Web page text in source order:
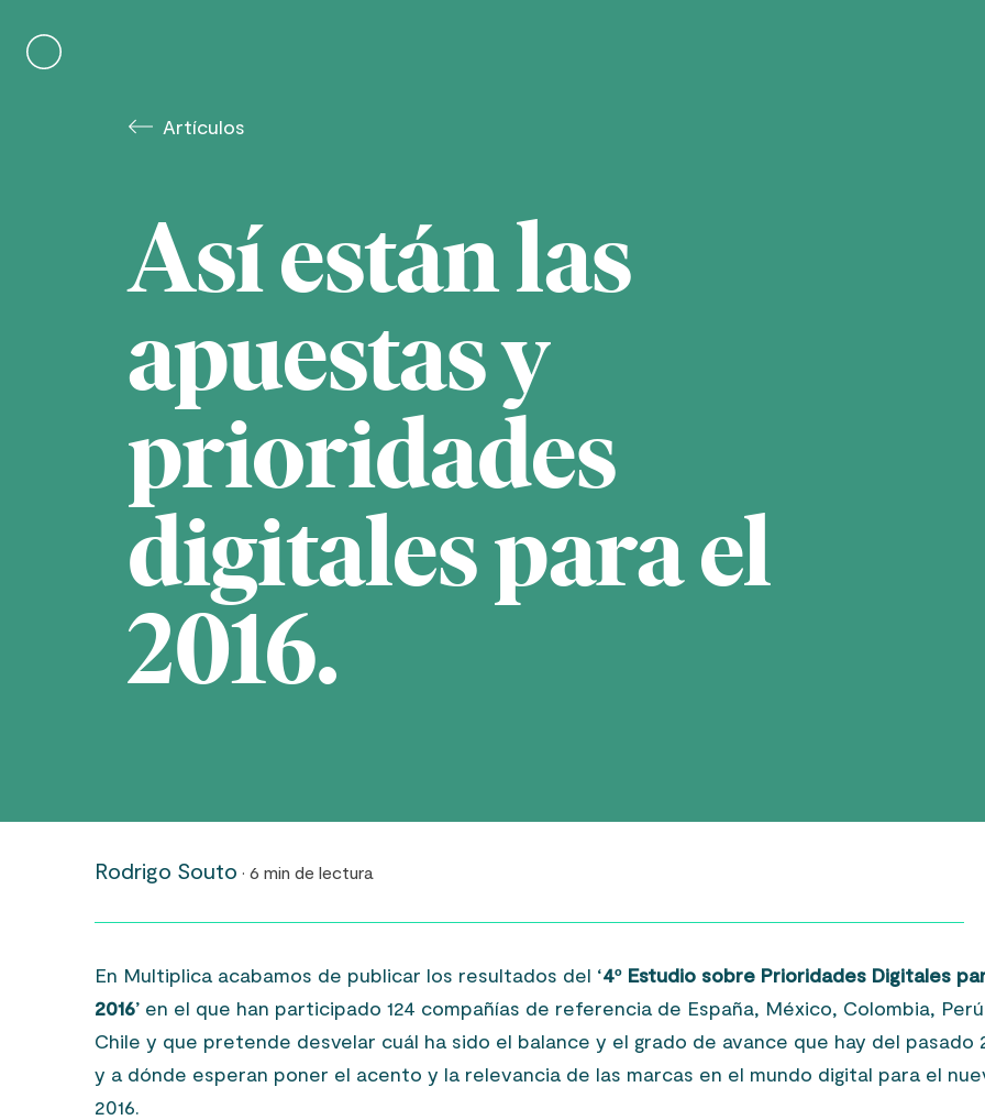
content
Artículos
Así están las
apuestas y
prioridades
digitales para el
2016.
Rodrigo Souto · 6 min de lectura
En Multiplica acabamos de publicar los resultados del ‘4º Estudio sobre Prioridades Digitales
2016’ en el que han participado 124 compañías de referencia de España, México, Colombia,
Chile y que pretende desvelar cuál ha sido el balance y el grado de avance que hay del pasado
y a dónde esperan poner el acento y la relevancia de las marcas en el mundo digital para el
2016.